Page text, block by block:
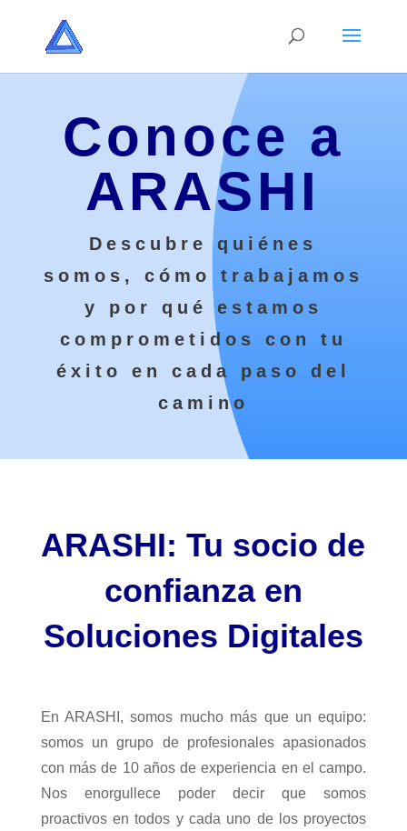
Conoce a
ARASHI
Descubre quiénes
somos, cómo trabajamos
y por qué estamos
comprometidos con tu
éxito en cada paso del
camino
ARASHI: Tu socio de
confianza en
Soluciones Digitales
En ARASHI, somos mucho más que un equipo:
somos un grupo de profesionales apasionados
con más de 10 años de experiencia en el campo.
Nos enorgullece poder decir que somos
proactivos en todos y cada uno de los proyectos